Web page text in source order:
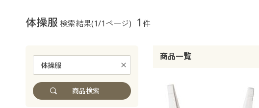
レディースファッション
体操服 検索結果(1/1ページ) 1 件
商品一覧